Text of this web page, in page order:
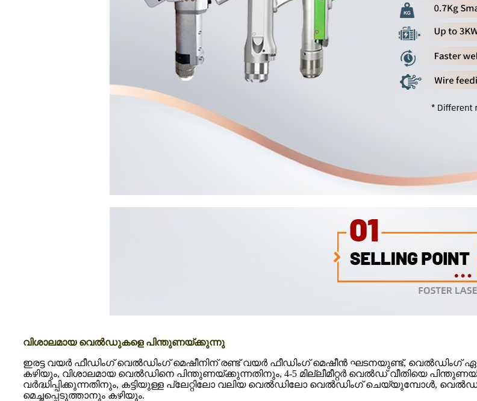
വിശാലമായ വെൽഡുകളെ പിന്തുണയ്ക്കുന്നു
ഇരട്ട വയർ ഫീഡിംഗ് വെൽഡിംഗ് മെഷീനിന് രണ്ട് വയർ ഫീഡിംഗ് മെഷീൻ ഘടനയുണ്ട്, വെൽഡിംഗ്
കഴിയും, വിശാലമായ വെൽഡിനെ പിന്തുണയ്ക്കുന്നതിനും, 4-5 മില്ലീമീറ്റർ വെൽഡ് വീതിയെ
വർദ്ധിപ്പിക്കുന്നതിനും, കട്ടിയുള്ള പ്ലേറ്റിലോ വലിയ വെൽഡിലോ വെൽഡിംഗ് ചെയ്യുമ്പോൾ,
മെച്ചപ്പെടുത്താനും കഴിയും.